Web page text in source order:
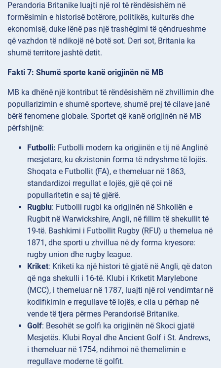
Perandoria Britanike luajti një rol të rëndësishëm në
formësimin e historisë botërore, politikës, kulturës dhe
ekonomisë, duke lënë pas një trashëgimi të qëndrueshme
që vazhdon të ndikojë në botë sot. Deri sot, Britania ka
shumë territore jashtë detit.
Fakti 7: Shumë sporte kanë origjinën në MB
MB ka dhënë një kontribut të rëndësishëm në zhvillimin dhe
popullarizimin e shumë sporteve, shumë prej të cilave janë
bërë fenomene globale. Sportet që kanë origjinën në MB
përfshijnë:
Futbolli: Futbolli modern ka origjinën e tij në Anglinë
mesjetare, ku ekzistonin forma të ndryshme të lojës.
Shoqata e Futbollit (FA), e themeluar në 1863,
standardizoi rregullat e lojës, gjë që çoi në
popullaritetin e saj të gjërë.
Rugbiu: Futbolli rugbi ka origjinën në Shkollën e
Rugbit në Warwickshire, Angli, në fillim të shekullit të
19-të. Bashkimi i Futbollit Rugby (RFU) u themelua në
1871, dhe sporti u zhvillua në dy forma kryesore:
rugby union dhe rugby league.
Kriket: Kriketi ka një histori të gjatë në Angli, që daton
që nga shekulli i 16-të. Klubi i Kriketit Marylebone
(MCC), i themeluar në 1787, luajti një rol vendimtar në
kodifikimin e rregullave të lojës, e cila u përhap në
vende të tjera përmes Perandorisë Britanike.
Golf: Besohët se golfi ka origjinën në Skoci gjatë
Mesjetës. Klubi Royal dhe Ancient Golf i St. Andrews,
i themeluar në 1754, ndihmoi në themelimin e
rregullave moderne të golfit.